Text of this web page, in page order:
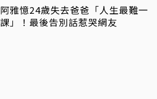
阿雅憶24歲失去爸爸「人生最難一
課」！最後告別話惹哭網友